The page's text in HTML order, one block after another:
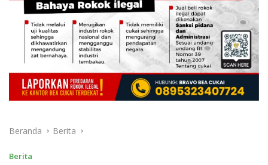
Beranda Berita
Berita